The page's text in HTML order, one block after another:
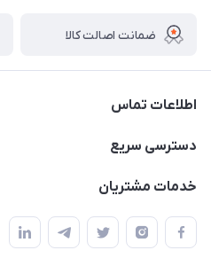
ضمانت اصالت کالا
اطلاعات تماس
02177408855 و شماره واتس آپ 09126894295
دسترسی سریع
حساب کاربری
تماس با ما
خدمات مشتریان
قوانین و مقررات
حریم خصوصی